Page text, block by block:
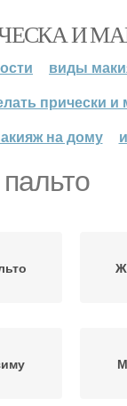
И
виды
прически и
на дому